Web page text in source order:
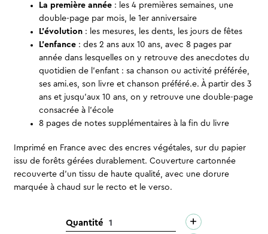
La première année: les 4 premières semaines, une
double-page par mois, le 1er anniversaire
L’évolution: les mesures, les dents, les jours de fêtes
L’enfance: des 2 ans aux 10 ans, avec 8 pages par
année dans lesquelles on y retrouve des anecdotes du
quotidien de l’enfant : sa chanson ou activité préférée,
ses ami.es, son livre et chanson préféré.e. À partir des 3
ans et jusqu’aux 10 ans, on y retrouve une double-page
consacrée à l’école
8 pages de notes supplémentaires à la fin du livre
Imprimé en France avec des encres végétales, sur du papier
issu de forêts gérées durablement. Couverture cartonnée
recouverte d’un tissu de haute qualité, avec une dorure
marquée à chaud sur le recto et le verso.
Quantitéquantité
+